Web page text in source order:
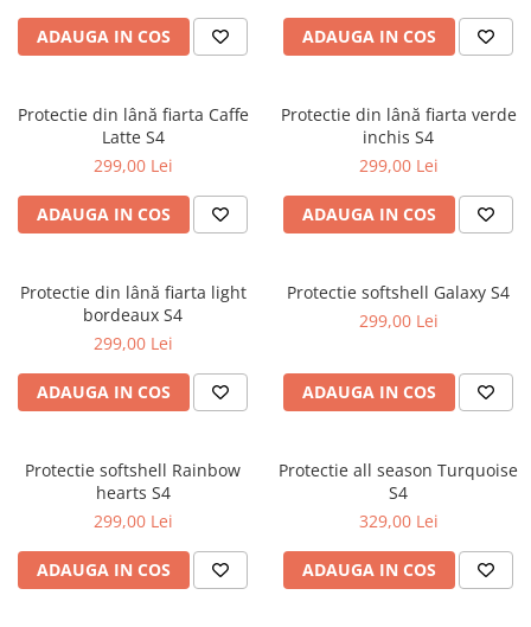
ADAUGA IN COS ADAUGA IN COS
Protectie din lână fiarta Caffe
Latte S4
299,00 Lei
ADAUGA IN COS
Protectie din lână fiarta verde
inchis S4
299,00 Lei
ADAUGA IN COS
Protectie din lână fiarta light
bordeaux S4
299,00 Lei
ADAUGA IN COS
Protectie softshell Galaxy S4
299,00 Lei
ADAUGA IN COS
Protectie softshell Rainbow
hearts S4
299,00 Lei
ADAUGA IN COS
Protectie all season Turquoise
S4
329,00 Lei
ADAUGA IN COS